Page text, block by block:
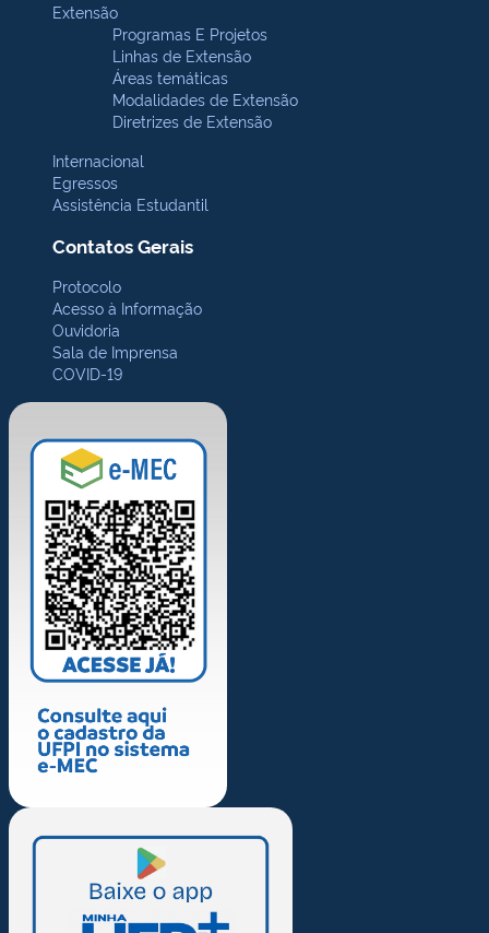
Extensão
Programas E Projetos
Linhas de Extensão
Áreas temáticas
Modalidades de Extensão
Diretrizes de Extensão
Internacional
Egressos
Assistência Estudantil
Contatos Gerais
Protocolo
Acesso à Informação
Ouvidoria
Sala de Imprensa
COVID-19